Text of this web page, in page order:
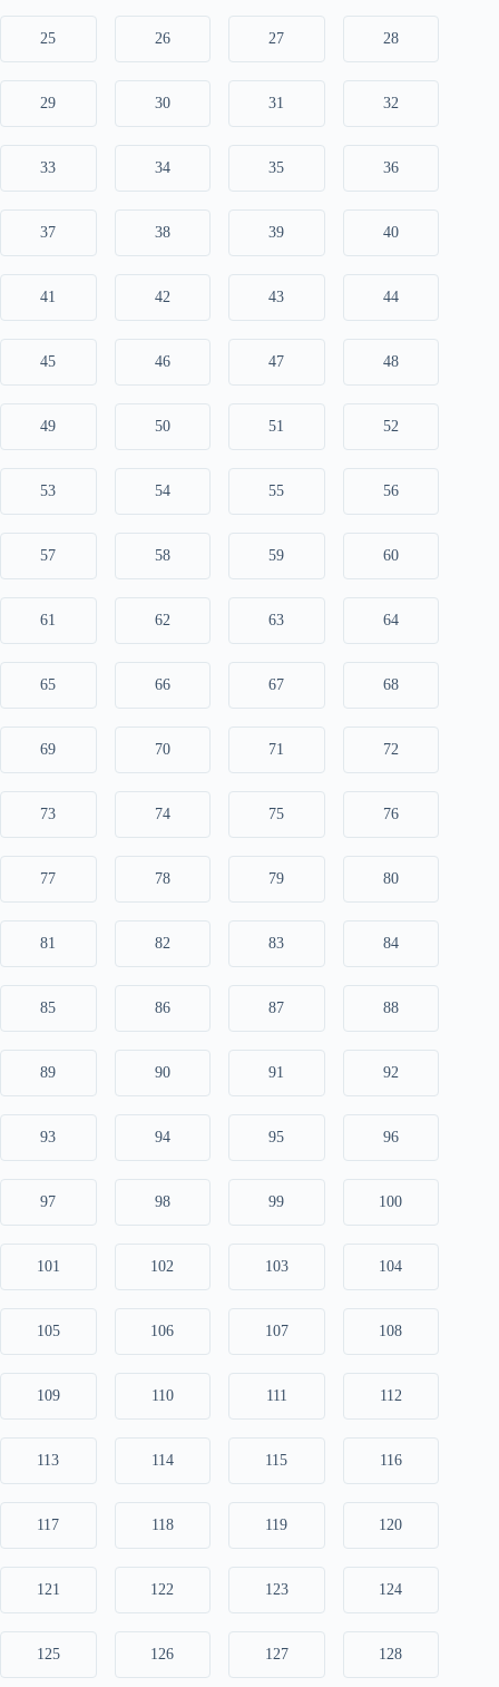
25 26 27 28
29 30 31 32
33 34 35 36
37 38 39 40
41 42 43 44
45 46 47 48
49 50 51 52
53 54 55 56
57 58 59 60
61 62 63 64
65 66 67 68
69 70 71 72
73 74 75 76
77 78 79 80
81 82 83 84
85 86 87 88
89 90 91 92
93 94 95 96
97 98 99 100
101 102 103 104
105 106 107 108
109 110 111 112
113 114 115 116
117 118 119 120
121 122 123 124
125 126 127 128